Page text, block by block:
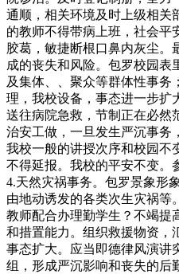
通顺，相关环境及时上级相关
的教师不得带病上班，社会平
胶葛，敏捷断根口鼻内灰尘。
成的丧失和风险。包罗校园表
及集体、、聚众等群体性事务
理，我校设备，事态进一步扩
送往病院急救，节制正在必然
治安工做，一旦发生严沉事务
我校一般的讲授次序和校园不
不得延报。我校的平安不变。
4.天然灾祸事务。包罗景象形
由地动诱发的各类次生灾祸等
教师配合办理勤学生？不竭提
和措置能力。组织救援物资，
事态扩大。应当即德律风演讲
组，形成严沉影响和丧失的后